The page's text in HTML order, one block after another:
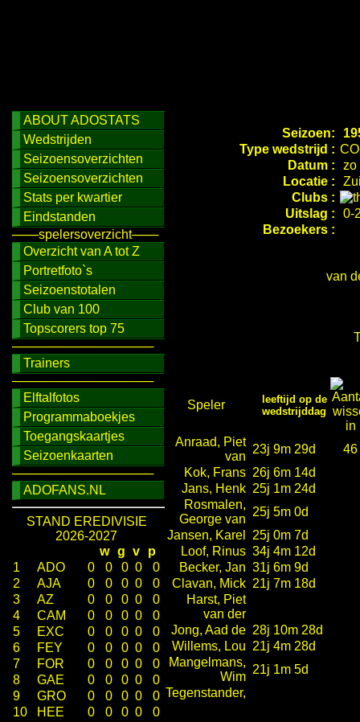
ABOUT ADOSTATS
Wedstrijden
Seizoensoverzichten
Seizoensoverzichten
Stats per kwartier
Eindstanden
───spelersoverzicht───
Overzicht van A tot Z
Portretfoto`s
Seizoenstotalen
Club van 100
Topscorers top 75
────────────────
Trainers
────────────────
Elftalfotos
Programmaboekjes
Toegangskaartjes
Seizoenkaarten
────────────────
ADOFANS.NL
STAND EREDIVISIE
2026-2027
w g v
p
1
ADO 0 0 0 0
0
2
AJA 0 0 0 0
0
3
AZ 0 0 0 0
0
4
CAM 0 0 0 0
0
5
EXC 0 0 0 0
0
6
FEY 0 0 0 0
0
7
FOR 0 0 0 0
0
8
GAE 0 0 0 0
0
9
GRO 0 0 0 0
0
10
HEE 0 0 0 0
0
Seizoen:
Type wedstrijd :
Datum :
zo
Locatie :
Clubs :
Uitslag :
0-
Bezoekers :
van
Speler
leeftijd op de
wedstrijddag
Anraad, Piet
van
23j 9m 29d
46
Kok, Frans 26j 6m 14d
Jans, Henk 25j 1m 24d
Rosmalen,
George van
25j 5m 0d
Jansen, Karel
25j 0m 7d
Loof, Rinus 34j 4m 12d
Becker, Jan 31j 6m 9d
Clavan, Mick 21j 7m 18d
Harst, Piet
van der
Jong, Aad de 28j 10m 28d
Willems, Lou 21j 4m 28d
Mangelmans,
Wim
21j 1m 5d
Tegenstander,